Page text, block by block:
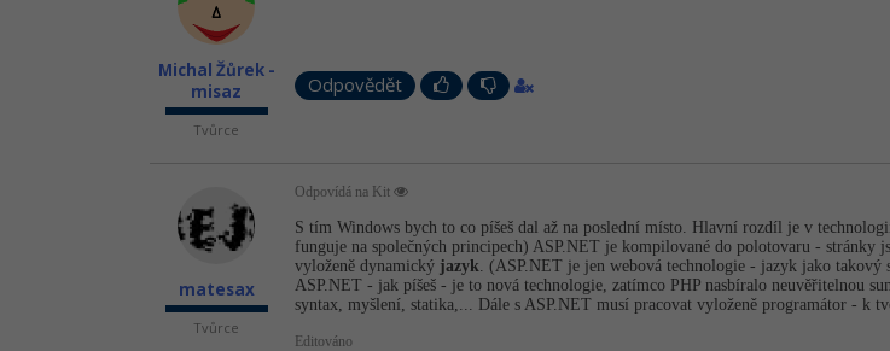
Michal Žůrek -
misaz
Tvůrce
Odpovědět
matesax
Tvůrce
Odpovídá na Kit
S tím Windows bych to co píšeš dal až na poslední místo. Hlavní rozdíl je v
funguje na společných principech) ASP.NET je kompilované do polotovaru -
vyloženě dynamický jazyk. (ASP.NET je jen webová technologie - jazyk jako
ASP.NET - jak píšeš - je to nová technologie, zatímco PHP nasbíralo neuvěřitelnou
syntax, myšlení, statika,... Dále s ASP.NET musí pracovat vyloženě programátor - k
Editováno